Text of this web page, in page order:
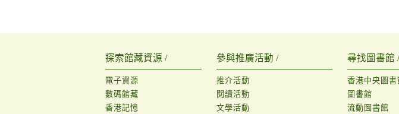
探索館藏資源 /
電子資源
數碼館藏
香港記憶
參與推廣活動 /
推介活動
閱讀活動
文學活動
尋找圖書館 /
香港中央圖書
圖書館
流動圖書館